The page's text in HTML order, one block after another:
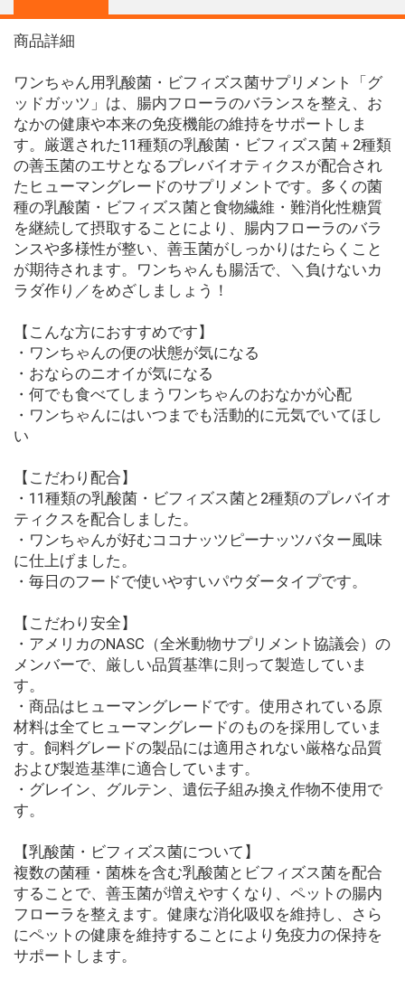
商品詳細
ワンちゃん用乳酸菌・ビフィズス菌サプリメント「グ
ッドガッツ」は、腸内フローラのバランスを整え、お
なかの健康や本来の免疫機能の維持をサポートしま
す。厳選された11種類の乳酸菌・ビフィズス菌＋2種類
の善玉菌のエサとなるプレバイオティクスが配合され
たヒューマングレードのサプリメントです。多くの菌
種の乳酸菌・ビフィズス菌と食物繊維・難消化性糖質
を継続して摂取することにより、腸内フローラのバラ
ンスや多様性が整い、善玉菌がしっかりはたらくこと
が期待されます。ワンちゃんも腸活で、＼負けないカ
ラダ作り／をめざしましょう！
【こんな方におすすめです】
・ワンちゃんの便の状態が気になる
・おならのニオイが気になる
・何でも食べてしまうワンちゃんのおなかが心配
・ワンちゃんにはいつまでも活動的に元気でいてほし
い
【こだわり配合】
・11種類の乳酸菌・ビフィズス菌と2種類のプレバイオ
ティクスを配合しました。
・ワンちゃんが好むココナッツピーナッツバター風味
に仕上げました。
・毎日のフードで使いやすいパウダータイプです。
【こだわり安全】
・アメリカのNASC（全米動物サプリメント協議会）の
メンバーで、厳しい品質基準に則って製造していま
す。
・商品はヒューマングレードです。使用されている原
材料は全てヒューマングレードのものを採用していま
す。飼料グレードの製品には適用されない厳格な品質
および製造基準に適合しています。
・グレイン、グルテン、遺伝子組み換え作物不使用で
す。
【乳酸菌・ビフィズス菌について】
複数の菌種・菌株を含む乳酸菌とビフィズス菌を配合
することで、善玉菌が増えやすくなり、ペットの腸内
フローラを整えます。健康な消化吸収を維持し、さら
にペットの健康を維持することにより免疫力の保持を
サポートします。